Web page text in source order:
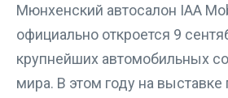
Мюнхенский автосалон IAA
официально откроется 9
крупнейших автомобильных
мира. В этом году на выставке